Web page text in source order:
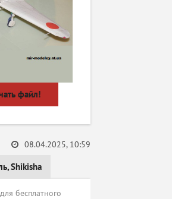
файл!
,Shikisha
08.04.2025, 10:59
бесплатного